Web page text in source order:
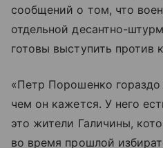
сообщений о том, что
отдельной десантно-
готовы выступить против
«Петр Порошенко гораздо
чем он кажется. У него
это жители Галичины,
во время прошлой